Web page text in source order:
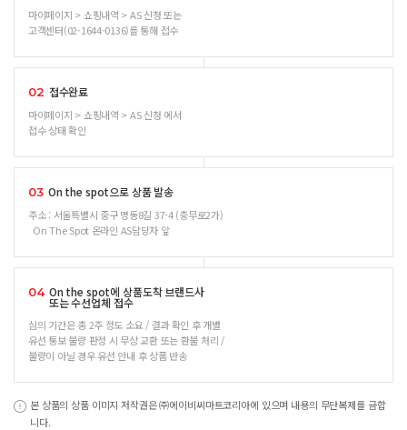
마이페이지 > 쇼핑내역 > AS 신청 또는
고객센터(02-1644-0136)를 통해 접수
02 접수완료
마이페이지 > 쇼핑내역 > AS 신청 에서
접수 상태 확인
03 On the spot으로 상품 발송
주소 : 서울특별시 중구 명동8길 37-4 (충무로2가)
On The Spot 온라인 AS담당자 앞
04 On the spot에 상품도착 브랜드사
또는 수선업체 접수
심의 기간은 총 2주 정도 소요 / 결과 확인 후 개별
유선 통보 불량 판정 시 무상 교환 또는 환불 처리 /
불량이 아닐 경우 유선 안내 후 상품 반송
본 상품의 상품 이미지 저작권은 ㈜에이비씨마트코리아에 있으며 내용의 무단복제를 금합
니다.